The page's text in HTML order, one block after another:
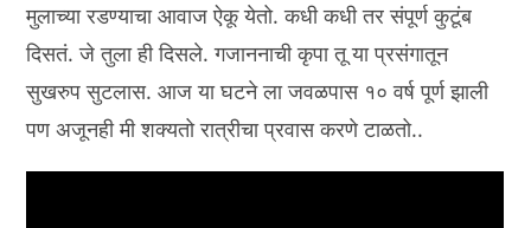
मुलाच्या रडण्याचा आवाज ऐकू येतो. कधी कधी तर संपूर्ण कुटूंब
दिसतं. जे तुला ही दिसले. गजाननाची कृपा तू या प्रसंगातून
सुखरुप सुटलास. आज या घटने ला जवळपास १० वर्ष पूर्ण झाली
पण अजूनही मी शक्यतो रात्रीचा प्रवास करणे टाळतो..